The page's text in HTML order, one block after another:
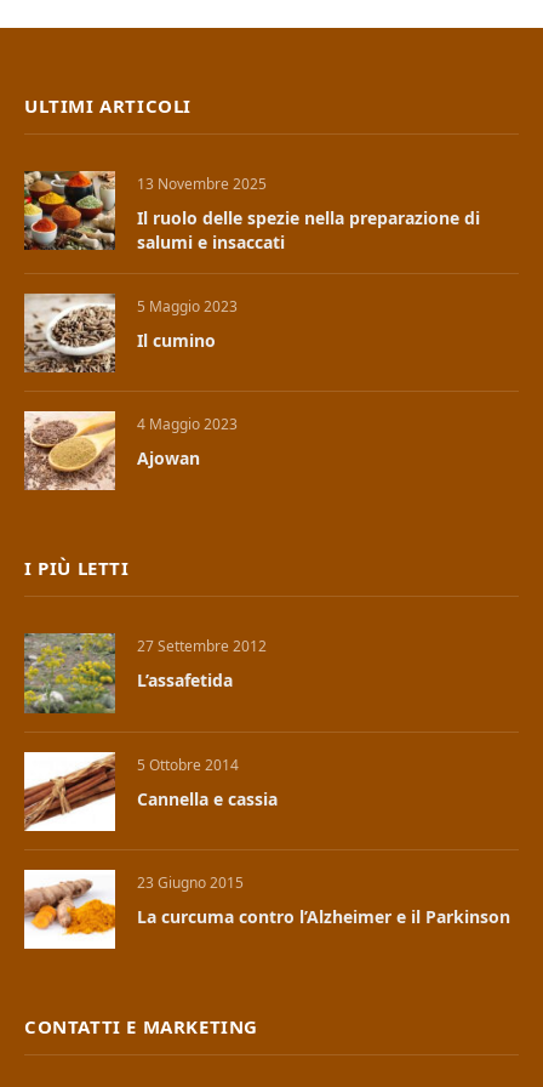
ULTIMI ARTICOLI
13 Novembre 2025
Il ruolo delle spezie nella preparazione di
salumi e insaccati
5 Maggio 2023
Il cumino
4 Maggio 2023
Ajowan
I PIÙ LETTI
27 Settembre 2012
L’assafetida
5 Ottobre 2014
Cannella e cassia
23 Giugno 2015
La curcuma contro l’Alzheimer e il Parkinson
CONTATTI E MARKETING